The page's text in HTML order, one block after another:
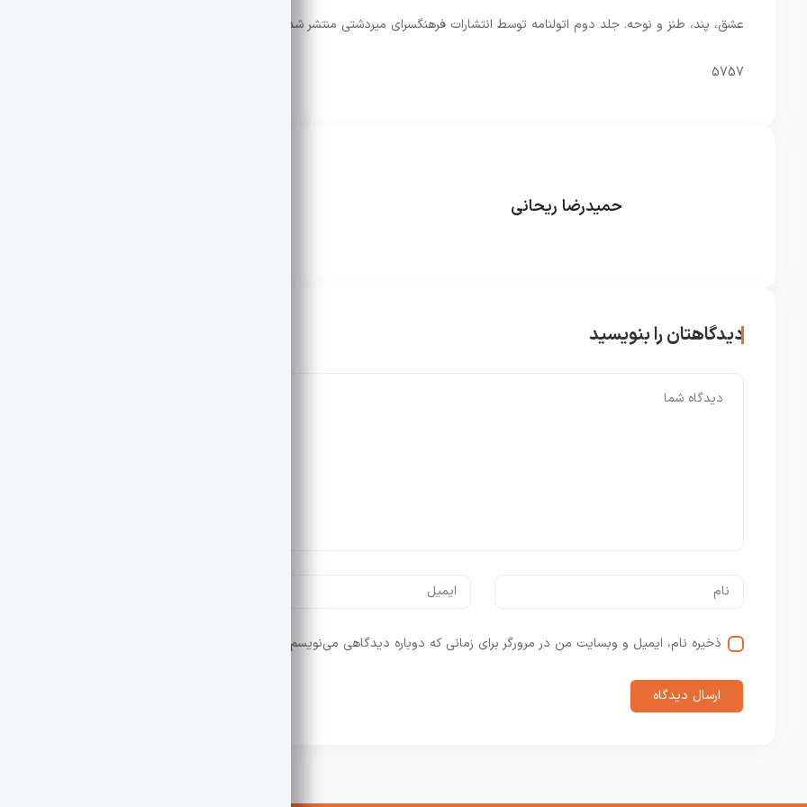
عشق، پند، طنز و نوحه. جلد دوم اتولنامه توسط انتشارات فرهنگسرای میردشتی منتشر شده و در دسترس علاقه مندان به تاریخ و فرهنگ ایران
5757
حمیدرضا ریحانی
دیدگاهتان را بنویسید
ذخیره نام، ایمیل و وبسایت من در مرورگر برای زمانی که دوباره دیدگاهی می‌نویسم.